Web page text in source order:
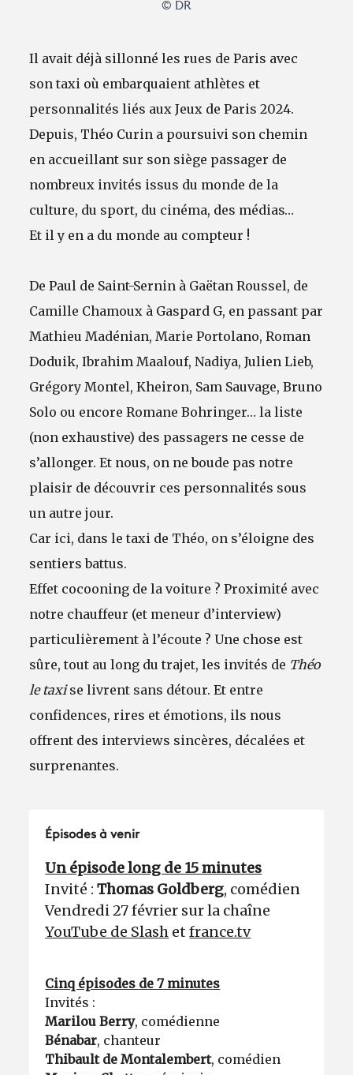
© DR
Il avait déjà sillonné les rues de Paris avec
son taxi où embarquaient athlètes et
personnalités liés aux Jeux de Paris 2024.
Depuis, Théo Curin a poursuivi son chemin
en accueillant sur son siège passager de
nombreux invités issus du monde de la
culture, du sport, du cinéma, des médias…
Et il y en a du monde au compteur !
De Paul de Saint-Sernin à Gaëtan Roussel, de
Camille Chamoux à Gaspard G, en passant par
Mathieu Madénian, Marie Portolano, Roman
Doduik, Ibrahim Maalouf, Nadiya, Julien Lieb,
Grégory Montel, Kheiron, Sam Sauvage, Bruno
Solo ou encore Romane Bohringer… la liste
(non exhaustive) des passagers ne cesse de
s’allonger. Et nous, on ne boude pas notre
plaisir de découvrir ces personnalités sous
un autre jour.
Car ici, dans le taxi de Théo, on s’éloigne des
sentiers battus.
Effet cocooning de la voiture ? Proximité avec
notre chauffeur (et meneur d’interview)
particulièrement à l’écoute ? Une chose est
sûre, tout au long du trajet, les invités de Théo
le taxise livrent sans détour. Et entre
confidences, rires et émotions, ils nous
offrent des interviews sincères, décalées et
surprenantes.
Épisodes à venir
Un épisode long de 15 minutes
Invité :Thomas Goldberg, comédien
Vendredi 27 février sur la chaîne
YouTube de Slash etfrance.tv
Cinq épisodes de 7 minutes
Invités :
Marilou Berry, comédienne
Bénabar, chanteur
Thibault de Montalembert, comédien